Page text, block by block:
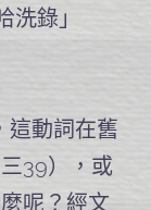
錄」
這動詞在舊
39），或
呢？經文